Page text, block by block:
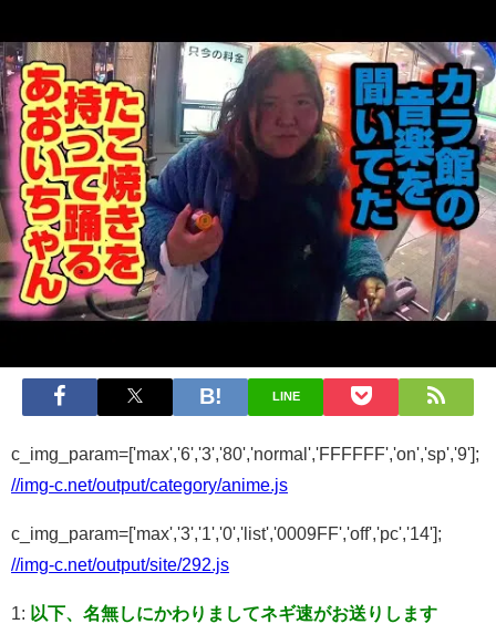
LINE
c_img_param=['max','6','3','80','normal','FFFFFF','on','sp','9'];
//img-c.net/output/category/anime.js
c_img_param=['max','3','1','0','list','0009FF','off','pc','14'];
//img-c.net/output/site/292.js
1: 以下、名無しにかわりましてネギ速がお送りします